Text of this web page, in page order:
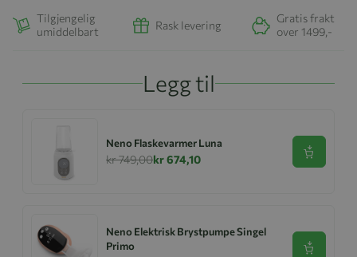
Tilgjengelig
umiddelbart
Rask levering
Gratis frakt
over 1499,-
Legg til
Neno Flaskevarmer Luna
kr 749,00kr 674,10 Se
Neno Elektrisk Brystpumpe Singel
Primo
Se